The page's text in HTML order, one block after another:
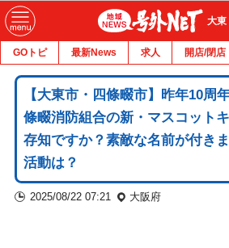
大東
GOトピ 最新News 求人 開店/閉店
【大東市・四條畷市】昨年10周
條畷消防組合の新・マスコット
存知ですか？素敵な名前が付き
活動は？
2025/08/22 07:21 大阪府